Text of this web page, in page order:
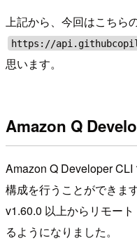
上記から、今回はこちら
https://
思います。
Amazon Q
Amazon Q Developer
構成を行うことができます
v1.60.0 以上からリモー
るようになりました。